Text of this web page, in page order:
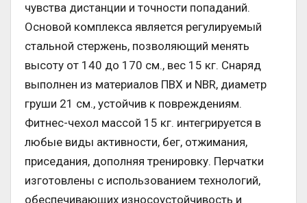
чувства дистанции и точности попаданий.
Основой комплекса является регулируемый
стальной стержень, позволяющий менять
высоту от 140 до 170 см., вес 15 кг. Снаряд
выполнен из материалов ПВХ и NBR, диаметр
груши 21 см., устойчив к повреждениям.
Фитнес-чехол массой 15 кг. интегрируется в
любые виды активности, бег, отжимания,
приседания, дополняя тренировку. Перчатки
изготовлены с использованием технологий,
обеспечивающих износоустойчивость и